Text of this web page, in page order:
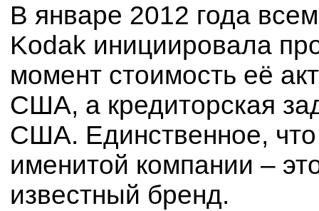
В январе 2012 года
Kodak инициировала
момент стоимость её
США, а кредиторская
США. Единственное, что
именитой компании –
известный бренд.